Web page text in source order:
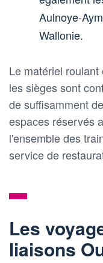
Aulnoye-
Wallonie.
Le matériel
les sièges sont
de suffisamment
espaces réservés
l'ensemble des
service de
Les
liaisons